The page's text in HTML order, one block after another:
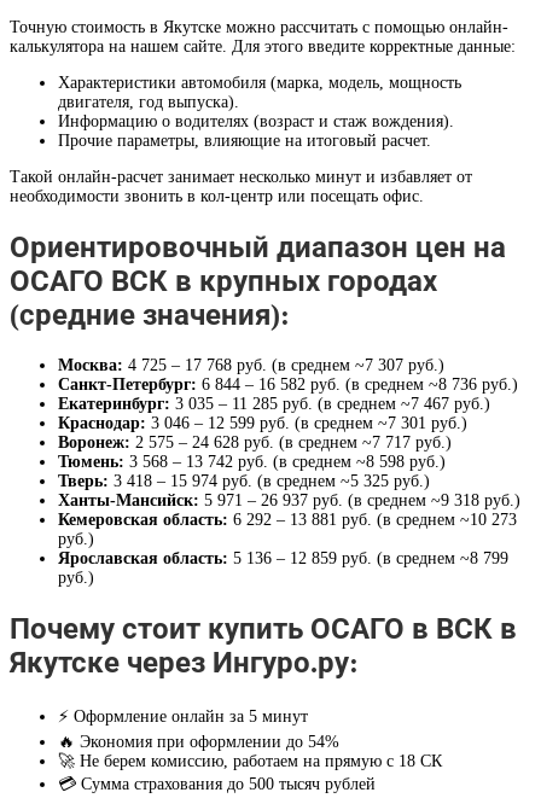
Точную стоимость в Якутске можно рассчитать с помощью онлайн-
калькулятора на нашем сайте. Для этого введите корректные данные:
Характеристики автомобиля (марка, модель, мощность
двигателя, год выпуска).
Информацию о водителях (возраст и стаж вождения).
Прочие параметры, влияющие на итоговый расчет.
Такой онлайн-расчет занимает несколько минут и избавляет от
необходимости звонить в кол-центр или посещать офис.
Ориентировочный диапазон цен на
ОСАГО ВСК в крупных городах
(средние значения):
Москва: 4 725 – 17 768 руб. (в среднем ~7 307 руб.)
Санкт-Петербург: 6 844 – 16 582 руб. (в среднем ~8 736 руб.)
Екатеринбург: 3 035 – 11 285 руб. (в среднем ~7 467 руб.)
Краснодар: 3 046 – 12 599 руб. (в среднем ~7 301 руб.)
Воронеж: 2 575 – 24 628 руб. (в среднем ~7 717 руб.)
Тюмень: 3 568 – 13 742 руб. (в среднем ~8 598 руб.)
Тверь: 3 418 – 15 974 руб. (в среднем ~5 325 руб.)
Ханты-Мансийск: 5 971 – 26 937 руб. (в среднем ~9 318 руб.)
Кемеровская область: 6 292 – 13 881 руб. (в среднем ~10 273
руб.)
Ярославская область: 5 136 – 12 859 руб. (в среднем ~8 799
руб.)
Почему стоит купить ОСАГО в ВСК в
Якутске через Ингуро.ру:
⚡ Оформление онлайн за 5 минут
🔥 Экономия при оформлении до 54%
🚀 Не берем комиссию, работаем на прямую с 18 СК
💳 Сумма страхования до 500 тысяч рублей